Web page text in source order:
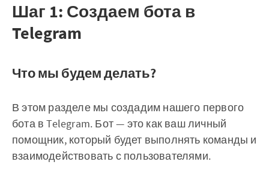
Шаг 1: Создаем бота в
Telegram
Что мы будем делать?
В этом разделе мы создадим нашего первого
бота в Telegram. Бот — это как ваш личный
помощник, который будет выполнять команды и
взаимодействовать с пользователями.